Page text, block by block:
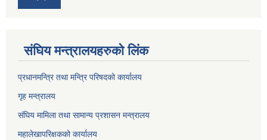
संघिय मन्त्र‍ालयहरुको लिंक
प्रधानमन्त्रि तथा मन्त्रि परिषदको कार्यालय
गृह मन्त्रालय
संघिय मामिला तथा सामान्य प्रशासन मन्त्रालय
महालेखापरिक्षकको कार्यालय